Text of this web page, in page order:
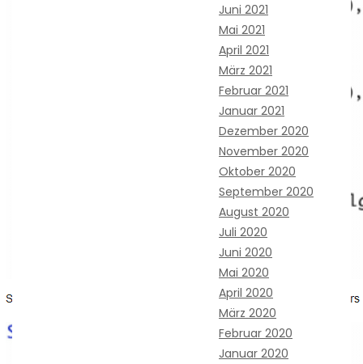
Juni 2021
Mai 2021
April 2021
März 2021
Februar 2021
Januar 2021
Dezember 2020
November 2020
Oktober 2020
September 2020
August 2020
Juli 2020
Juni 2020
Mai 2020
April 2020
März 2020
Februar 2020
Januar 2020